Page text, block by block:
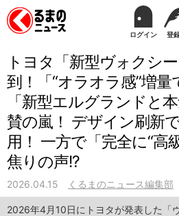
ログイン 登
トヨタ「新型ヴォクシ
到！「“オラオラ感”増量
「新型エルグランドと
賛の嵐！ デザイン刷新
用！ 一方で「完全に“高
焦りの声!?
2026.04.15 くるまのニュース編集部
2026年4月10日にトヨタが発表した「